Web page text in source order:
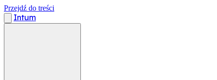
Przejdź do treści
Intum